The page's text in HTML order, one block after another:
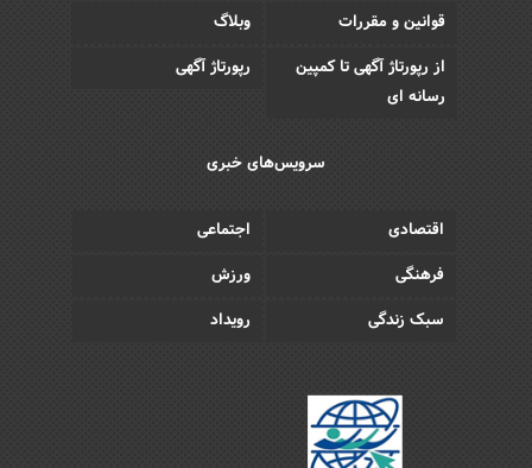
قوانین و مقررات
وبلاگ
از رپورتاژ آگهی تا کمپین
رسانه ای
رپورتاژ آگهی
سرویس‌های خبری
اقتصادی
اجتماعی
فرهنگی
ورزش
سبک زندگی
رویداد